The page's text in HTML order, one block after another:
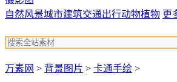
自然风景城市建筑交通出行动物植物 更
万素网 > 背景图片 > 卡通手绘 >